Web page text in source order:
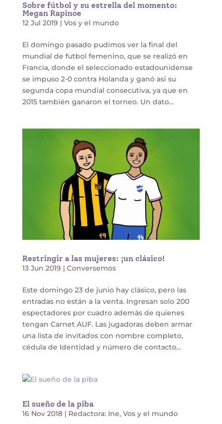
Sobre fútbol y su estrella del momento:
Megan Rapinoe
12 Jul 2019 | Vos y el mundo
El domingo pasado pudimos ver la final del
mundial de futbol femenino, que se realizó en
Francia, donde el seleccionado estadounidense
se impuso 2-0 contra Holanda y ganó así su
segunda copa mundial consecutiva, ya que en
2015 también ganaron el torneo. Un dato...
Restringir a las mujeres: ¡un clásico!
13 Jun 2019 | Conversemos
Este domingo 23 de junio hay clásico, pero las
entradas no están a la venta. Ingresan solo 200
espectadores por cuadro además de quienes
tengan Carnet AUF. Las jugadoras deben armar
una lista de invitados con nombre completo,
cédula de Identidad y número de contacto...
El sueño de la piba
16 Nov 2018| Redactora: Ine, Vos y el mundo